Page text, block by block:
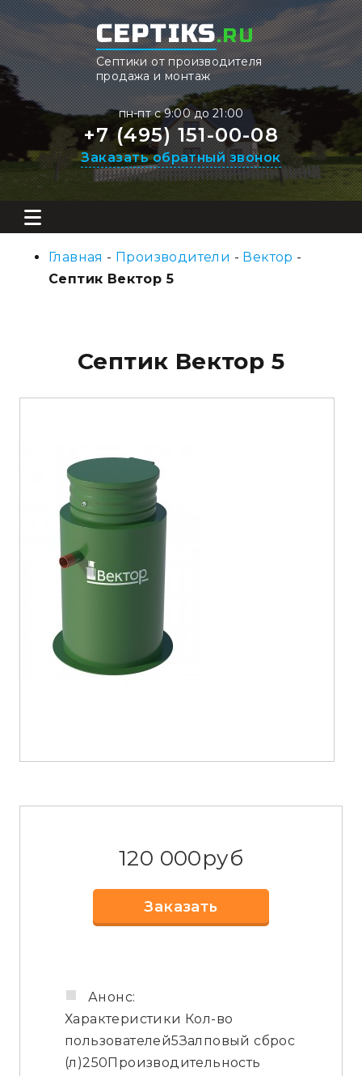
CEPTIKS.RU
Септики от производителя
продажа и монтаж
пн-пт с 9:00 до 21:00
+7 (495) 151-00-08
Заказать обратный звонок
Главная - Производители - Вектор -
Септик Вектор 5
Септик Вектор 5
120 000руб
Заказать
Анонс:
Характеристики Кол-во
пользователей5Залповый сброс
(л)250Производительность